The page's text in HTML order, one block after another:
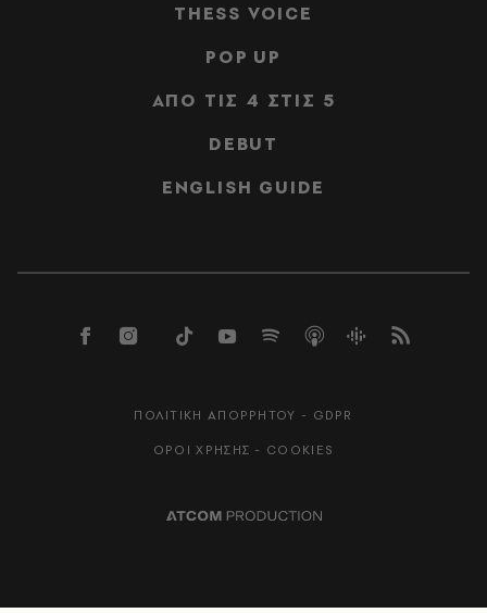
THESS VOICE
POP UP
ΑΠΟ ΤΙΣ 4 ΣΤΙΣ 5
DEBUT
ENGLISH GUIDE
ΠΟΛΙΤΙΚΗ ΑΠΟΡΡΗΤΟΥ - GDPR
ΟΡΟΙ ΧΡΗΣΗΣ - COOKIES